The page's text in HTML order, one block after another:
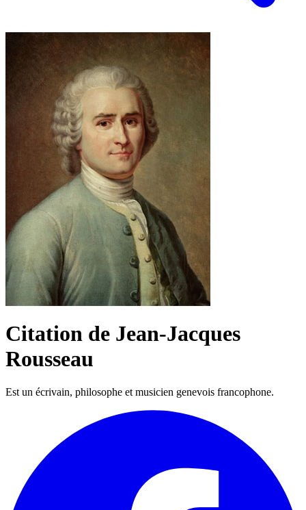
Citation de Jean-Jacques
Rousseau
Est un écrivain, philosophe et musicien genevois francophone.